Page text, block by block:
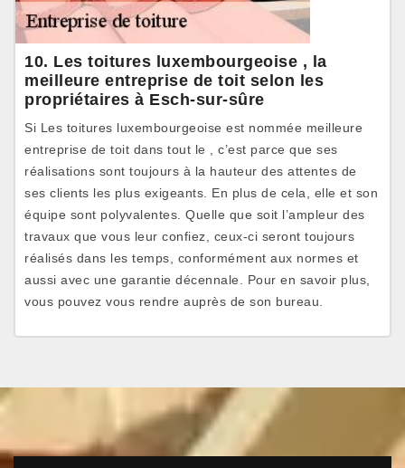
10. Les toitures luxembourgeoise , la
meilleure entreprise de toit selon les
propriétaires à Esch-sur-sûre
Si Les toitures luxembourgeoise est nommée meilleure
entreprise de toit dans tout le , c’est parce que ses
réalisations sont toujours à la hauteur des attentes de
ses clients les plus exigeants. En plus de cela, elle et son
équipe sont polyvalentes. Quelle que soit l’ampleur des
travaux que vous leur confiez, ceux-ci seront toujours
réalisés dans les temps, conformément aux normes et
aussi avec une garantie décennale. Pour en savoir plus,
vous pouvez vous rendre auprès de son bureau.